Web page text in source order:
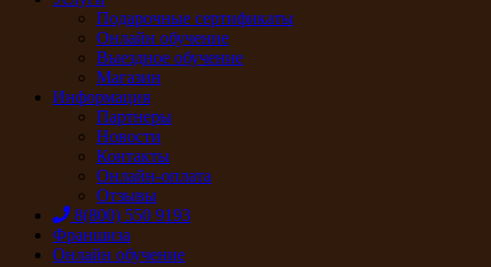
Подарочные сертификаты
Онлайн обучение
Выездное обучение
Магазин
Информация
Партнеры
Новости
Контакты
Онлайн-оплата
Отзывы
8(800) 550 9193
Франшиза
Онлайн обучение